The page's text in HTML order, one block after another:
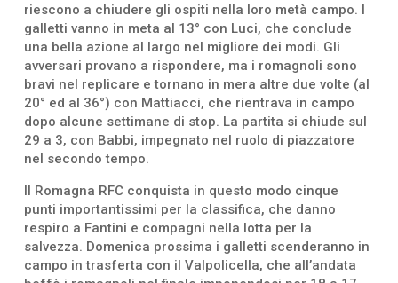
riescono a chiudere gli ospiti nella loro metà campo. I
galletti vanno in meta al 13° con Luci, che conclude
una bella azione al largo nel migliore dei modi. Gli
avversari provano a rispondere, ma i romagnoli sono
bravi nel replicare e tornano in mera altre due volte (al
20° ed al 36°) con Mattiacci, che rientrava in campo
dopo alcune settimane di stop. La partita si chiude sul
29 a 3, con Babbi, impegnato nel ruolo di piazzatore
nel secondo tempo.
Il Romagna RFC conquista in questo modo cinque
punti importantissimi per la classifica, che danno
respiro a Fantini e compagni nella lotta per la
salvezza. Domenica prossima i galletti scenderanno in
campo in trasferta con il Valpolicella, che all’andata